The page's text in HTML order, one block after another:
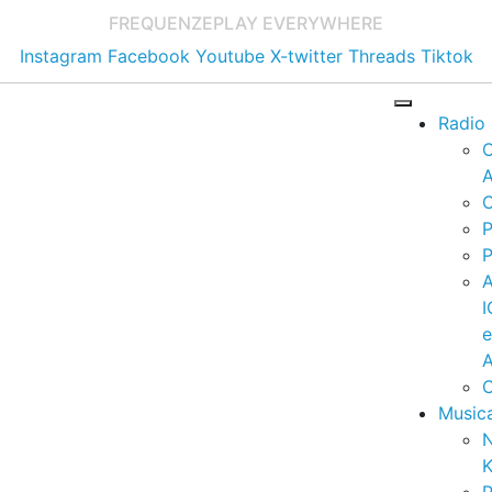
FREQUENZEPLAY EVERYWHERE
Instagram Facebook Youtube X-twitter Threads Tiktok
Radio
e